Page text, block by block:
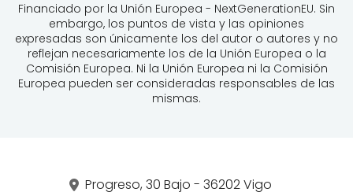
Financiado por la Unión Europea - NextGenerationEU. Sin
embargo, los puntos de vista y las opiniones
expresadas son únicamente los del autor o autores y no
reflejan necesariamente los de la Unión Europea o la
Comisión Europea. Ni la Unión Europea ni la Comisión
Europea pueden ser consideradas responsables de las
mismas.
Progreso, 30 Bajo - 36202 Vigo